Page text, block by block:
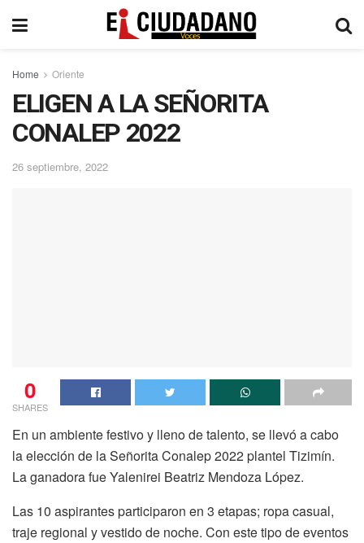
Home Oriente
ELIGEN A LA SEÑORITA
CONALEP 2022
26 septiembre, 2022
0
SHARES
En un ambiente festivo y lleno de talento, se llevó a cabo
la elección de la Señorita Conalep 2022 plantel Tizimín.
La ganadora fue Yalenirei Beatriz Mendoza López.
Las 10 aspirantes participaron en 3 etapas; ropa casual,
traje regional y vestido de noche. Con este tipo de eventos